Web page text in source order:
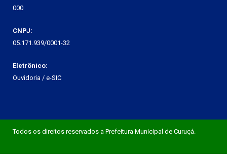
000
CNPJ:
05.171.939/0001-32
Eletrônico:
Ouvidoria / e-SIC
Todos os direitos reservados a Prefeitura Municipal de Curuçá.